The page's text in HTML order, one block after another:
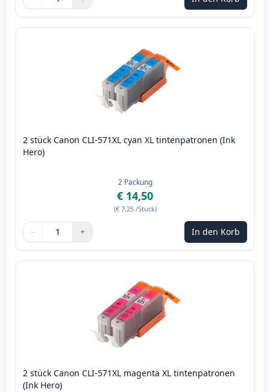
Menge
Verwenden Sie die Tasten, um anzupassen
Menge 1
2 stück Canon CLI-571XL cyan XL tintenpatronen (Ink
Hero)
2 Packung
€ 14,50
(€ 7,25 /Stück)
Menge
Verwenden Sie die Tasten, um anzupassen
− +
Menge 1 In den Korb
2 stück Canon CLI-571XL magenta XL tintenpatronen
(Ink Hero)